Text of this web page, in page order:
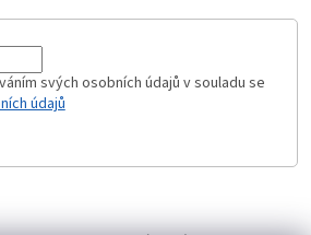
svých osobních údajů v souladu se
údajů